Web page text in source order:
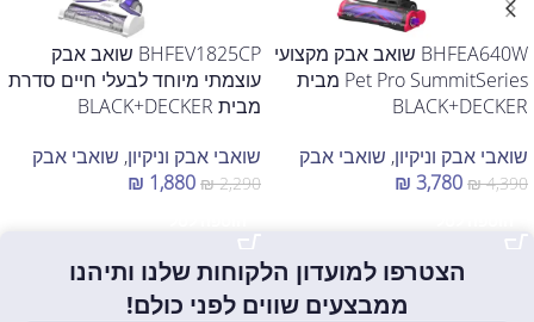
BHFEA640W שואב אבק מקצועי
Pet Pro SummitSeries מבית
BLACK+DECKER
שואבי אבק וניקיון, שואבי אבק
₪4,390
₪ 3,780
BHFEV1825CP שואב אבק
עוצמתי מיוחד לבעלי חיים סדרת
מבית BLACK+DECKER
שואבי אבק וניקיון, שואבי אבק
₪2,290
₪ 1,880
הצטרפו למועדון הלקוחות שלנו ותיהנו
ממבצעים שווים לפני כולם!